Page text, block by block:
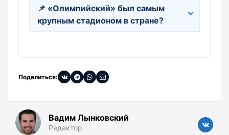
📌 «Олимпийский» был самым
крупным стадионом в стране?
Поделиться:
Вадим Лынковский
Редактор